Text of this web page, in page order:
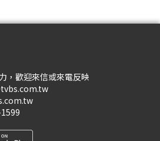
，歡迎來信或來電反映